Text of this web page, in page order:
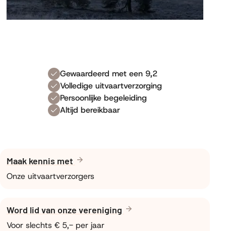
Gewaardeerd met een 9,2
Volledige uitvaartverzorging
Persoonlijke begeleiding
Altijd bereikbaar
Maak kennis met
Onze uitvaartverzorgers
Word lid van onze vereniging
Voor slechts € 5,- per jaar